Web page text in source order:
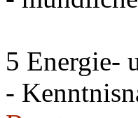
5 Energie-
-